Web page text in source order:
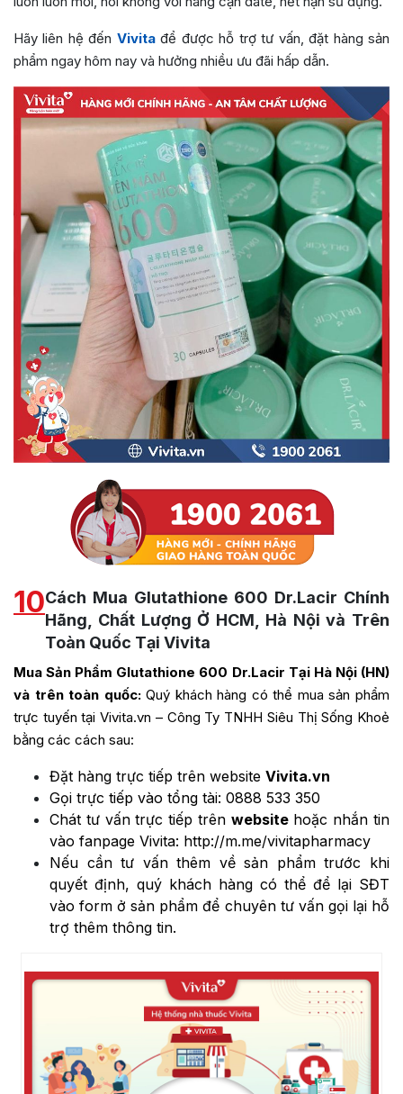
Hãy liên hệ đến Vivitađể được hỗ trợ tư vấn, đặt hàng sản
phẩm ngay hôm nay và hưởng nhiều ưu đãi hấp dẫn.
10Cách Mua Glutathione 600 Dr.Lacir Chính
Hãng, Chất Lượng Ở HCM, Hà Nội và Trên
Toàn Quốc Tại Vivita
Mua Sản Phẩm Glutathione 600 Dr.Lacir Tại Hà Nội (HN)
và trên toàn quốc:Quý khách hàng có thể mua sản phẩm
trực tuyến tại Vivita.vn – Công Ty TNHH Siêu Thị Sống Khoẻ
bằng các cách sau:
Đặt hàng trực tiếp trên website Vivita.vn
Gọi trực tiếp vào tổng tài: 0888 533 350
Chát tư vấn trực tiếp trên websitehoặc nhắn tin
vào fanpage Vivita: http://m.me/vivitapharmacy
Nếu cần tư vấn thêm về sản phẩm trước khi
quyết định, quý khách hàng có thể để lại SĐT
vào form ở sản phẩm để chuyên tư vấn gọi lại hỗ
trợ thêm thông tin.